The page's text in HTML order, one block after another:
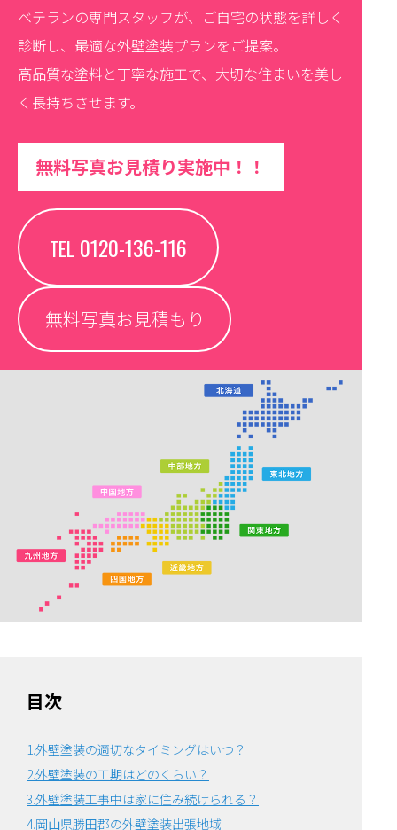
ベテランの専門スタッフが、ご自宅の状態を詳しく
診断し、最適な外壁塗装プランをご提案。
高品質な塗料と丁寧な施工で、大切な住まいを美し
く長持ちさせます。
無料写真お見積り実施中！！
TEL 0120-136-116
無料写真お見積もり
目次
1.外壁塗装の適切なタイミングはいつ？
2.外壁塗装の工期はどのくらい？
3.外壁塗装工事中は家に住み続けられる？
4.岡山県勝田郡の外壁塗装出張地域